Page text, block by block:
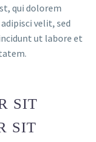
qui dolorem
velit, sed
ut labore et
SIT
SIT